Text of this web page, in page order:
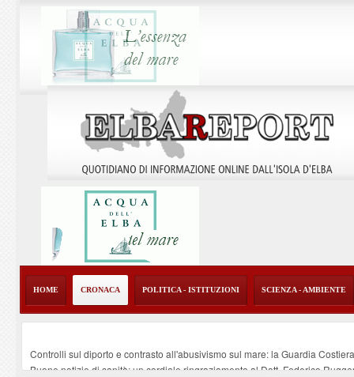
HOME CRONACA POLITICA - ISTITUZIONI SCIENZA - AMBIENTE
Controlli sul diporto e contrasto all'abusivismo sul mare: la Guardia
Buone notizie di sanità: un cordiale ringraziamento al Dott. Federico